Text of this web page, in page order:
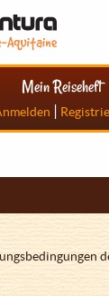
Mein Reiseheft
|